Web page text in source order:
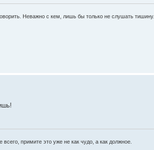
Неважно с кем, лишь бы только не слушать тишину.
примите это уже не как чудо, а как должное.